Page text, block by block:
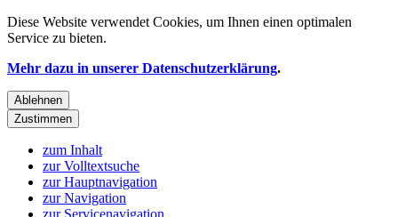
Diese Website verwendet Cookies, um Ihnen einen optimalen
Service zu bieten.
Mehr dazu in unserer Datenschutzerklärung.
Ablehnen
Zustimmen
zum Inhalt
zur Volltextsuche
zur Hauptnavigation
zur Navigation
zur Servicenavigation